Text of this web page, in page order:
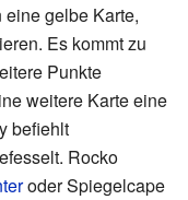
gelbe Karte,
Es kommt zu
Punkte
weitere Karte eine
befiehlt
Rocko
oder Spiegelcape